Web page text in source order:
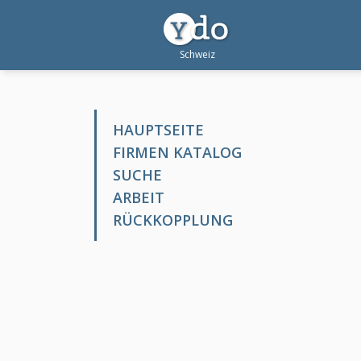
HAUPTSEITE
FIRMEN KATALOG
SUCHE
ARBEIT
RÜCKKOPPLUNG